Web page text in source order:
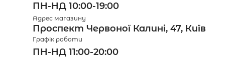
ПН-НД 10:00-19:00
Адрес магазину
Проспект Червоної Калині, 47, Київ
Графік роботи
ПН-НД 11:00-20:00